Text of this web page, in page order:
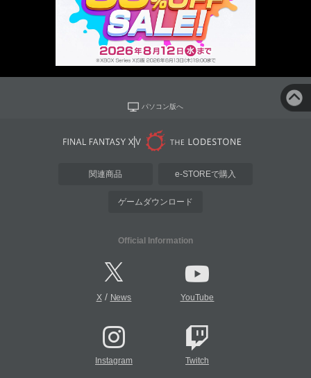
パソコン版へ
関連商品 e-STOREで購入
ゲームダウンロード
Official Information
X/ News YouTube
Instagram Twitch